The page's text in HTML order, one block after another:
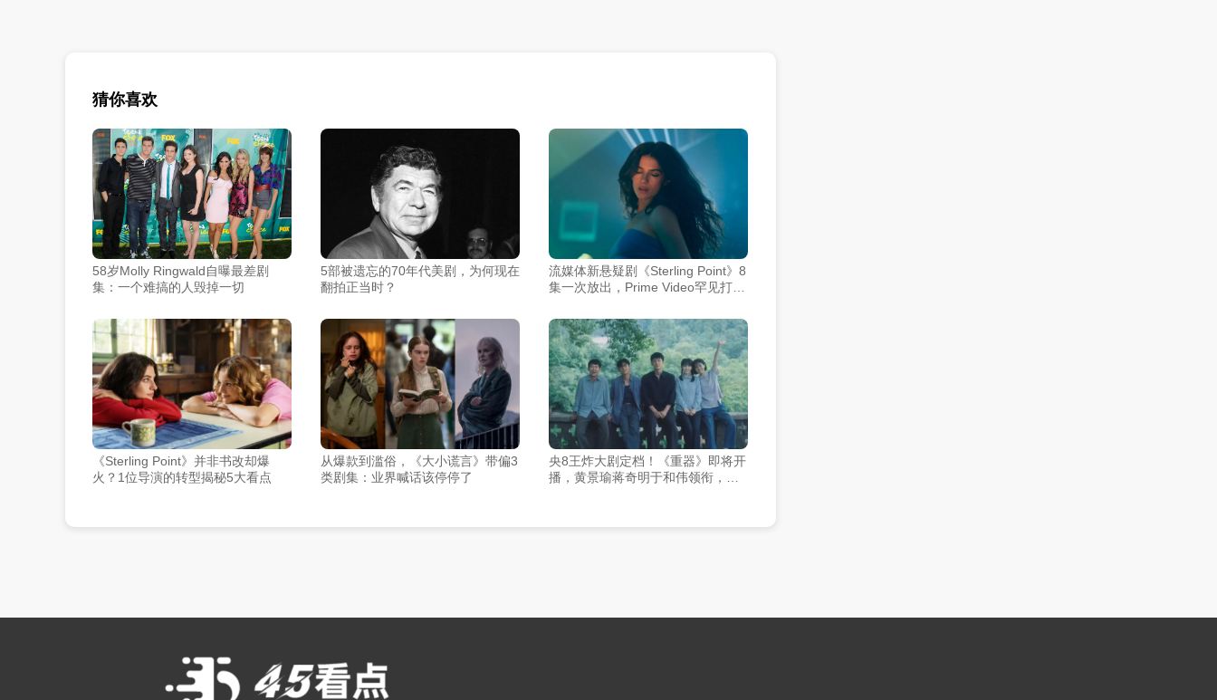
猜你喜欢
58岁Molly Ringwald自曝最差剧
集：一个难搞的人毁掉一切
5部被遗忘的70年代美剧，为何现在
翻拍正当时？
流媒体新悬疑剧《Sterling Point》8
集一次放出，Prime Video罕见打破
《Sterling Point》并非书改却爆
火？1位导演的转型揭秘5大看点
从爆款到滥俗，《大小谎言》带偏3
类剧集：业界喊话该停停了
央8王炸大剧定档！《重器》即将开
播，黄景瑜蒋奇明于和伟领衔，阵